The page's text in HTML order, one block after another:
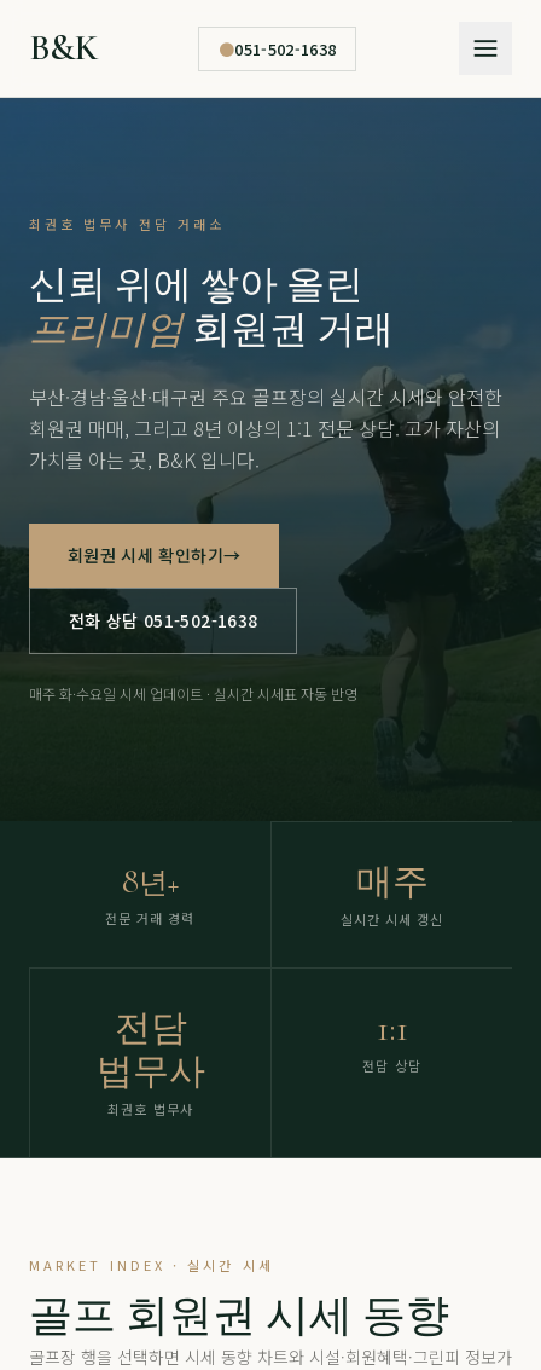
B&K ●051-502-1638
최권호 법무사 전담 거래소
신뢰 위에 쌓아 올린
프리미엄회원권 거래
부산·경남·울산·대구권 주요 골프장의 실시간 시세와 안전한
회원권 매매, 그리고 8년 이상의 1:1 전문 상담. 고가 자산의
가치를 아는 곳, B&K 입니다.
회원권 시세 확인하기→
전화 상담 051-502-1638
매주 화·수요일 시세 업데이트 · 실시간 시세표 자동 반영
8년+
전문 거래 경력
매주
실시간 시세 갱신
전담
법무사
최권호 법무사
1:1
전담 상담
MARKET INDEX · 실시간 시세
골프 회원권 시세 동향
골프장 행을 선택하면 시세 동향 차트와 시설·회원혜택·그린피 정보가